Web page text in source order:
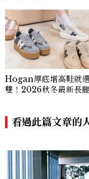
Hogan厚底增高鞋就
雙！2026秋冬最新長
看過此篇文章的